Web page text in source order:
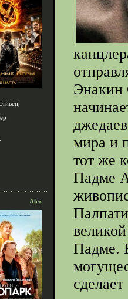
Alex
Энакин
мира и
тот же
Падме
Падме.